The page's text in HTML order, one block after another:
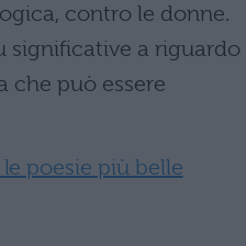
contro le donne.
significative a riguardo
che può essere
poesie più belle